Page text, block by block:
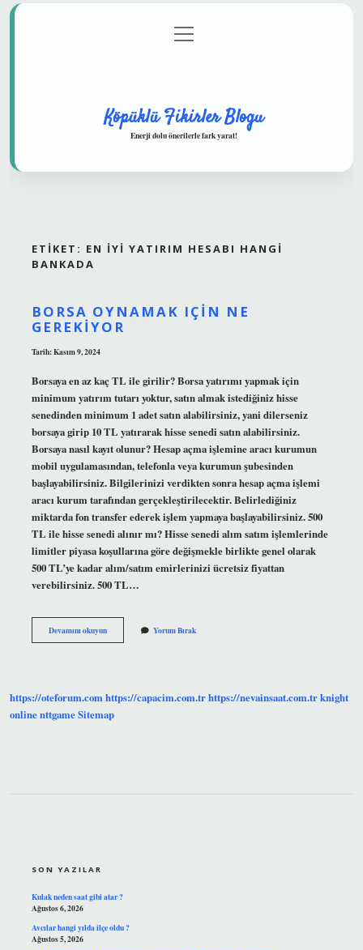
Gizlilik Politikası
menüyü
aç
Köpüklü Fikirler Blogu
Enerji dolu önerilerle fark yarat!
ETIKET: EN IYI YATIRIM HESABI HANGI
BANKADA
BORSA OYNAMAK IÇIN NE
GEREKIYOR
Tarih: Kasım 9, 2024
Borsaya en az kaç TL ile girilir? Borsa yatırımı yapmak için
minimum yatırım tutarı yoktur, satın almak istediğiniz hisse
senedinden minimum 1 adet satın alabilirsiniz, yani dilerseniz
borsaya girip 10 TL yatırarak hisse senedi satın alabilirsiniz.
Borsaya nasıl kayıt olunur? Hesap açma işlemine aracı kurumun
mobil uygulamasından, telefonla veya kurumun şubesinden
başlayabilirsiniz. Bilgilerinizi verdikten sonra hesap açma işlemi
aracı kurum tarafından gerçekleştirilecektir. Belirlediğiniz
miktarda fon transfer ederek işlem yapmaya başlayabilirsiniz. 500
TL ile hisse senedi alınır mı? Hisse senedi alım satım işlemlerinde
limitler piyasa koşullarına göre değişmekle birlikte genel olarak
500 TL’ye kadar alım/satım emirlerinizi ücretsiz fiyattan
verebilirsiniz. 500 TL…
Devamını okuyunBorsa
Oynamak
Yorum Bırak
https://oteforum.comhttps://capacim.com.trhttps://nevainsaat.com.trknight
onlinenttgameSitemap
SON YAZILAR
Kulak neden saat gibi atar ?
Ağustos 6, 2026
Avcılar hangi yılda ilçe oldu ?
Ağustos 5, 2026